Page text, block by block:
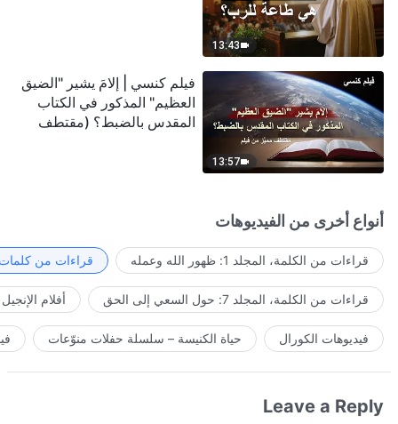
13:43
13:57
فيلم كنسي | إلامَ يشير "الضيق
العظيم" المذكور في الكتاب
المقدس بالضبط؟ (مقتطف
أنواع أخرى من الفيديوهات
قراءات من الكلمة، المجلد 1: ظهور الله وعمله قراءات من كلمات
قراءات من الكلمة، المجلد 7: حول السعي إلى الحق أفلام الإنجيل
فيديوهات الكورال حياة الكنيسة – سلسلة حفلات منوّعات
Leave a Reply